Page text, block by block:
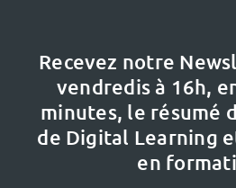
Recevez notre
vendredis à 16h,
minutes, le résumé
de Digital Learning
en